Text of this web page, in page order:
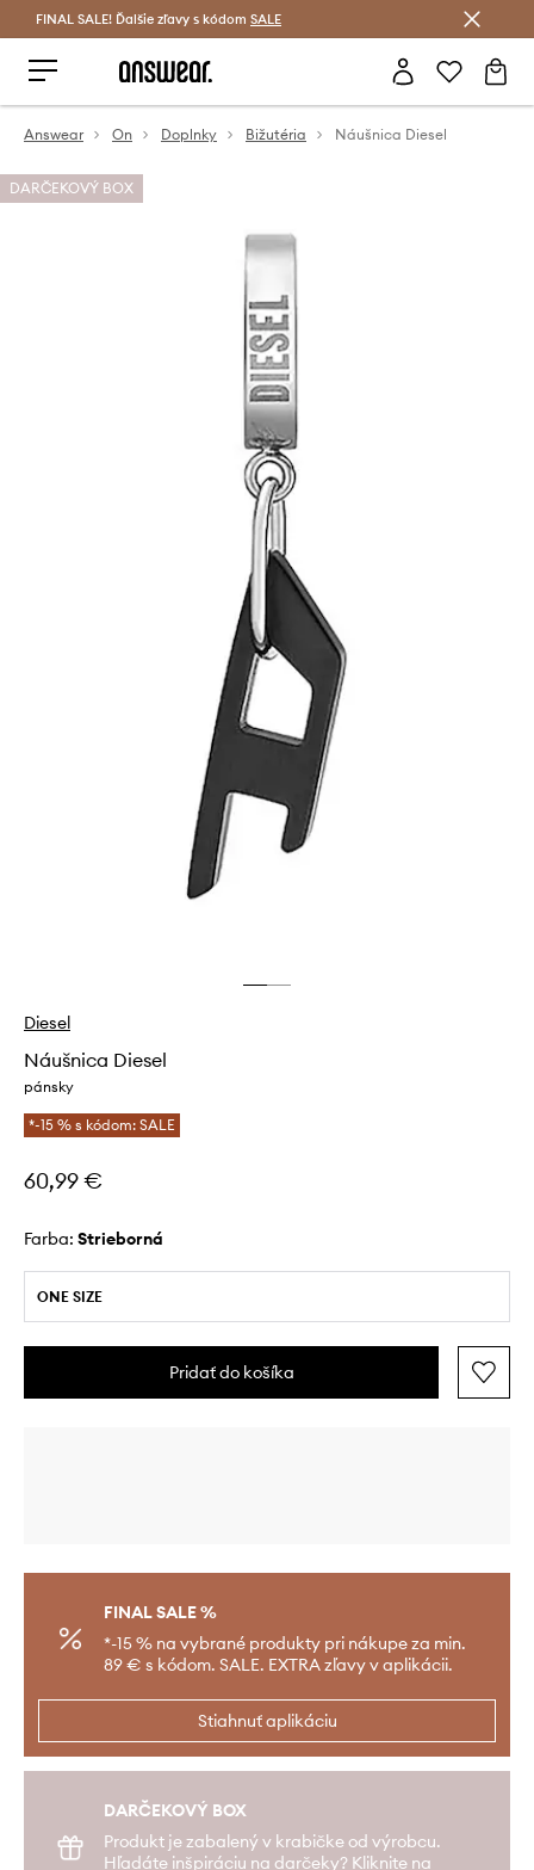
Šetrite s Answear Club >
FINAL SALE! Ďalšie zľavy s kódom SALE
Answear On Doplnky Bižutéria Náušnica Diesel
DARČEKOVÝ BOX
Diesel
Náušnica Diesel
pánsky
*-15 % s kódom: SALE
60,99 €
Farba: strieborná
ONE SIZE
Pridať do košíka
FINAL SALE %
*-15 % na vybrané produkty pri nákupe za min.
89 € s kódom. SALE. EXTRA zľavy v aplikácii.
Stiahnuť aplikáciu
DARČEKOVÝ BOX
Produkt je zabalený v krabičke od výrobcu.
Hľadáte inšpiráciu na darčeky? Kliknite na